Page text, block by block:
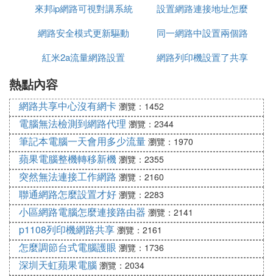
沒有影響
來邦ip網路可視對講系統
設置
設置網路連接地址怎麼
設置路由器設置密碼
網路安全模式更新驅動
同一網路中設置兩個路
由器
紅米2a流量網路設置
網路列印機設置了共享
熱點內容
網路共享中心沒有網卡 瀏覽：1452
電腦無法檢測到網路代理 瀏覽：2344
筆記本電腦一天會用多少流量 瀏覽：1970
蘋果電腦整機轉移新機 瀏覽：2355
突然無法連接工作網路 瀏覽：2160
聯通網路怎麼設置才好 瀏覽：2283
小區網路電腦怎麼連接路由器 瀏覽：2141
p1108列印機網路共享 瀏覽：2161
怎麼調節台式電腦護眼 瀏覽：1736
深圳天虹蘋果電腦 瀏覽：2034